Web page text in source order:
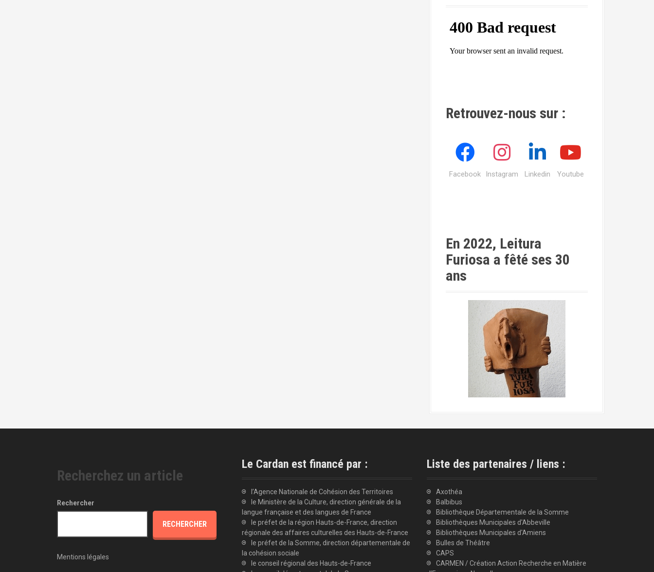
Retrouvez-nous sur :
Facebook Instagram Linkedin Youtube
En 2022, Leitura
Furiosa a fêté ses 30
ans
Recherchez un article
Rechercher
RECHERCHER
Mentions légales
Le Cardan est financé par :
l’Agence Nationale de Cohésion des Territoires
le Ministère de la Culture, direction générale de la
langue française et des langues de France
le préfet de la région Hauts-de-France, direction
régionale des affaires culturelles des Hauts-de-France
le préfet de la Somme, direction départementale de
la cohésion sociale
le conseil régional des Hauts-de-France
Liste des partenaires / liens :
Axothéa
Balbibus
Bibliothèque Départementale de la Somme
Bibliothèques Municipales d'Abbeville
Bibliothèques Municipales d'Amiens
Bulles de Théâtre
CAPS
CARMEN / Création Action Recherche en Matière